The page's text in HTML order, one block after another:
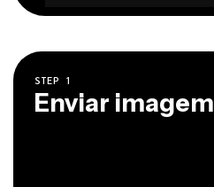
STEP 1
Enviar imagem